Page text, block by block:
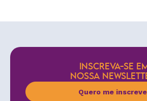
INSCREVA-SE EM
NOSSA
Quero me